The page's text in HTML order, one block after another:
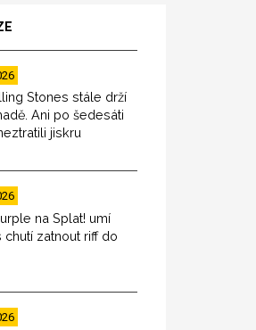
Stones stále drží
Ani po šedesáti
jiskru
na Splat! umí
chutí zatnout riff do